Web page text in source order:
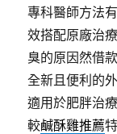
專科醫師方法
效搭配原廠治
臭的原因然借
全新且便利的
適用於肥胖治
較鹹酥雞推薦